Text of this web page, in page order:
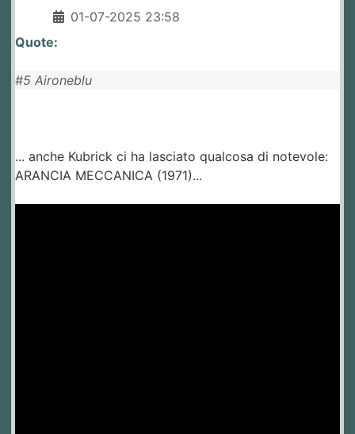
01-07-2025 23:58
Quote:
#5 Aironeblu
... anche Kubrick ci ha lasciato qualcosa di notevole:
ARANCIA MECCANICA (1971)...